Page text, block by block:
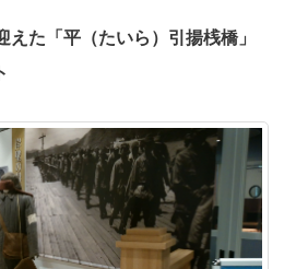
た「平（たいら）引揚桟橋」